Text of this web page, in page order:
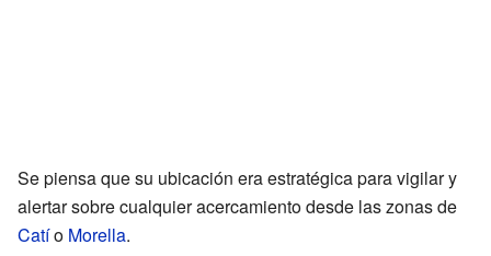
Se piensa que su ubicación era estratégica para vigilar y
alertar sobre cualquier acercamiento desde las zonas de
Catío Morella.